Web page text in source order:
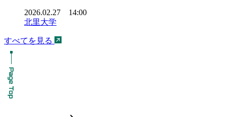
2026.02.27 14:00
北里大学
すべてを見る